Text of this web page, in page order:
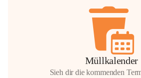
Müllkalender
Sieh dir die kommenden